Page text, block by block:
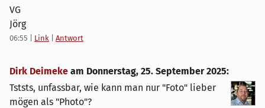
VG
Jörg
06:55 Link Antwort
Dirk Deimeke am Donnerstag, 25. September 2025:
Tststs, unfassbar, wie kann man nur "Foto" lieber
mögen als "Photo"?